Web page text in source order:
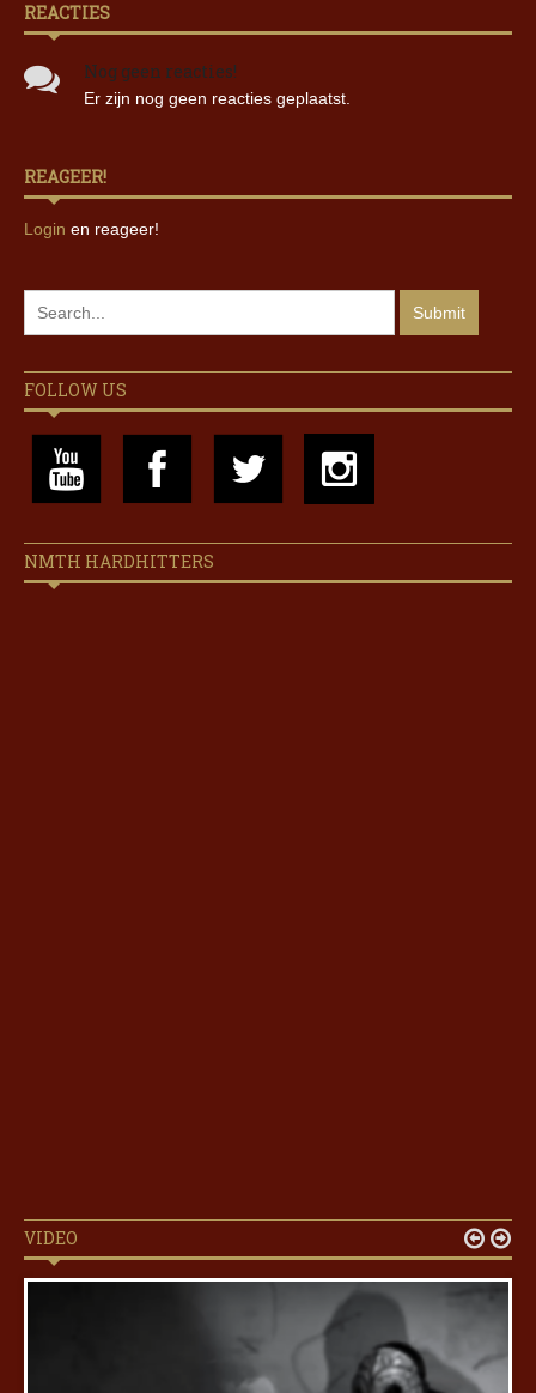
REACTIES
Nog geen reacties!
Er zijn nog geen reacties geplaatst.
REAGEER!
Login en reageer!
FOLLOW US
NMTH HARDHITTERS
VIDEO  